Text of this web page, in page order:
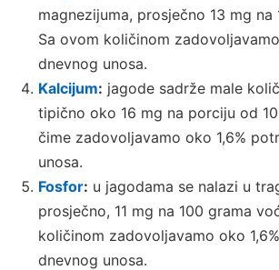
magnezijuma, prosječno 13 mg na
Sa ovom količinom
dnevnog unosa.
Kalcijum: jagode sadrže male
tipično oko 16 mg na porciju od
čime zadovoljavamo oko 1,6%
unosa.
Fosfor: u jagodama se nalazi u
prosječno, 11 mg na 100 grama
količinom zadovoljavamo oko
dnevnog unosa.